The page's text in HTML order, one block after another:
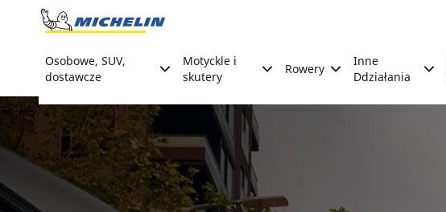
Go to page content
Osobowe, SUV,
dostawcze
Motyckle i
skutery
Rowery
Inne
Ddziałania